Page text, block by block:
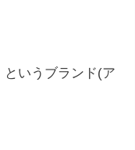
というブランド(ア